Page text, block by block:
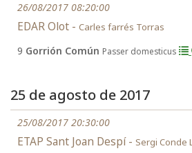
26/08/2017 08:20:00
EDAR Olot - Carles farrés Torras
9 Gorrión Común Passer domesticus
25 de agosto de 2017
25/08/2017 20:30:00
ETAP Sant Joan Despí - Sergi Conde